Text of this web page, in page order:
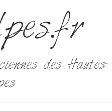
des Hautes-